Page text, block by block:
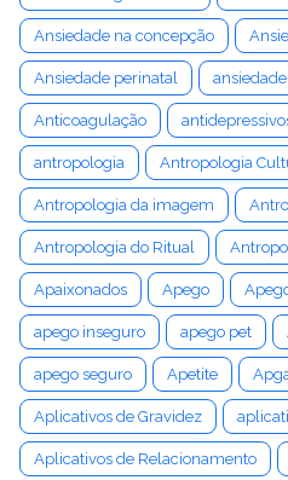
Ansiedade na concepção
Ansiedade perinatal
Anticoagulação
antropologia Antropologia
Antropologia da imagem
Antropologia do Ritual
Apaixonados Apego
apego inseguro apego pet
apego seguro Apetite
Aplicativos de Gravidez
Aplicativos de Relacionamento